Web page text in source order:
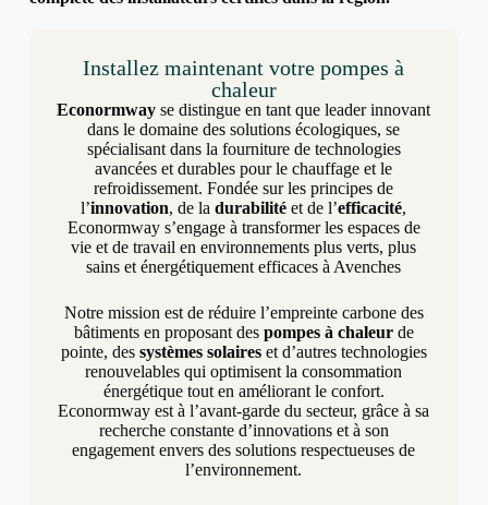
Installez maintenant votre pompes à
chaleur
Econormway se distingue en tant que leader innovant
dans le domaine des solutions écologiques, se
spécialisant dans la fourniture de technologies
avancées et durables pour le chauffage et le
refroidissement. Fondée sur les principes de
l’innovation, de ladurabilité et de l’efficacité,
Econormway s’engage à transformer les espaces de
vie et de travail en environnements plus verts, plus
sains et énergétiquement efficaces à Avenches
Notre mission est de réduire l’empreinte carbone des
bâtiments en proposant des pompes à chaleurde
pointe, des systèmes solaireset d’autres technologies
renouvelables qui optimisent la consommation
énergétique tout en améliorant le confort.
Econormway est à l’avant-garde du secteur, grâce à sa
recherche constante d’innovations et à son
engagement envers des solutions respectueuses de
l’environnement.